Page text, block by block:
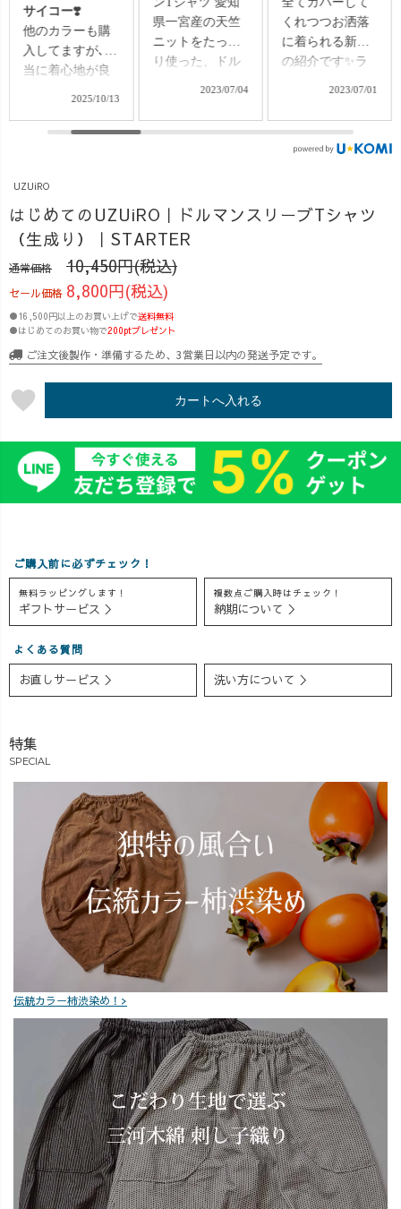
県一宮産の天竺
ニットをたっぷ
り使った、ドル
日より販売開始
しました🤗 身幅
型カバーはもち
着られて、着心
地も抜群！ モモ
ンガみたいにみ
よーんと広がる
シルエットがた
まらなく可愛いT
シャツができま
した😆🙌
ン部では、 「こ
んなのがあると
試作し、実際に
着てみて 「あー
じゃない」 「こ
かな？」 と、み
んなで考えて試
行錯誤しながら
ます🥹 みんなの
頑張りが形にな
だけることが、
す🤗✨ ぜひ、い
ろんな方にお手
に取って喜んで
いただけますよ
うに✨ #大人
カジュアル #大
人カジュアルコ
ーデ #ゆったり
コーデ #バルー
ンパンツ #アン
ンツコーデ #カ
ジュアルファッ
ション #ナチュ
ラルコーデ #大
人女子 #大人女
子コーデ #メン
ズパンツ #メン
ズコーデ #ユニ
セックス #ユニ
セックスコーデ
#メンズライク #
くれつつお洒落
に着られる新作
の紹介です✨ラ
発表もしている
マンスリーブ #
ドルマンt #二の
腕カバー #下半
身カバー #上半
身カバー #体型
カバー #体型カ
バーコーデ #ゆ
ったりtシャツ #
リラックスコー
デ #夏コーデ #大
ペットコーデ #
パンツコーデ
#30代コーデ #30
ン #50代コーデ #
ママコーデ #マ
#dolmansleeve
2023/07/01
工場は熱々なん
ですが、私はゴ
リゴリの体育会
も結構好きで、
サウナ感覚でお
モモンガ感がた
っても楽しくて
✨ 日々色々あり
もポジティブに
当たって砕け
て、さらに高み
Tシャツ ・バル
ーンパンツ #
ンツコーデ #ス
中 #3児ママ #753
#大人カジュアル
#カジュアルコー
デ #リラックス
コーデ #大人女
子 #仕事も遊び
も子育ても全力
#サンダルコーデ
#夏コーデ #メン
ズライク #仕事
女子 #仕事が好
で溢れてる
#uzuiro
#uzuirocode
2023/07/08
UZUiRO
はじめてのUZUiRO｜ドルマンスリーブTシャツ
（生成り）｜STARTER
通常価格 10,450円(税込)
セール価格 8,800円(税込)
●16,500円以上のお買い上げで送料無料
●はじめてのお買い物で200ptプレゼント
ご注文後製作・準備するため、3営業日以内の発送予定です。
favorite カートへ入れる
ご購入前に必ずチェック！
無料ラッピングします！
ギフトサービス ＞
複数点ご購入時はチェック！
納期について ＞
よくある質問
お直しサービス ＞ 洗い方について ＞
特集
SPECIAL
伝統カラー柿渋染め！>